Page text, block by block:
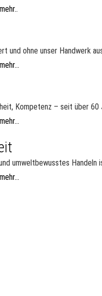
und ohne unser Handwerk
Kompetenz – seit über 60
umweltbewusstes Handeln